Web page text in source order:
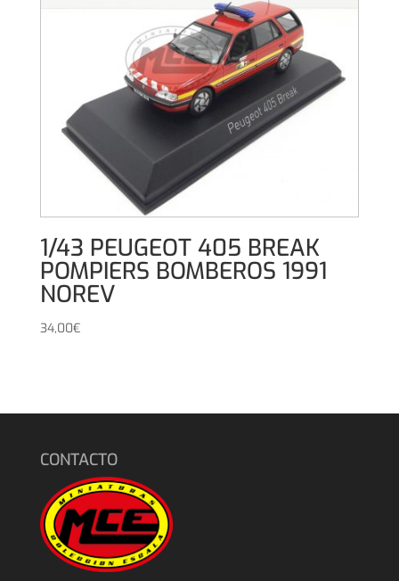
1/43 PEUGEOT 405 BREAK
POMPIERS BOMBEROS 1991
NOREV
34,00€
CONTACTO